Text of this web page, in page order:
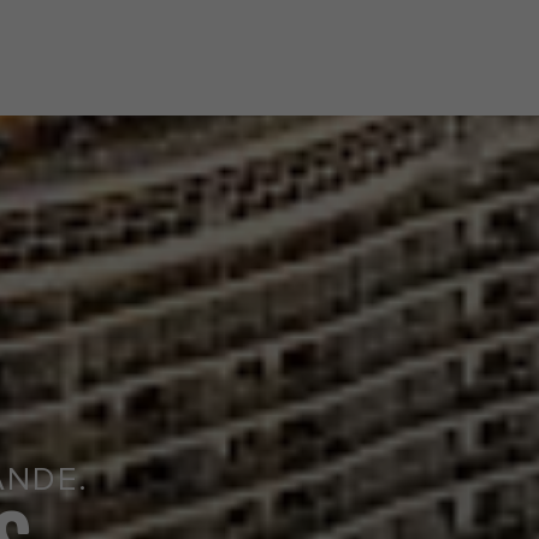
0200123317 Logga in